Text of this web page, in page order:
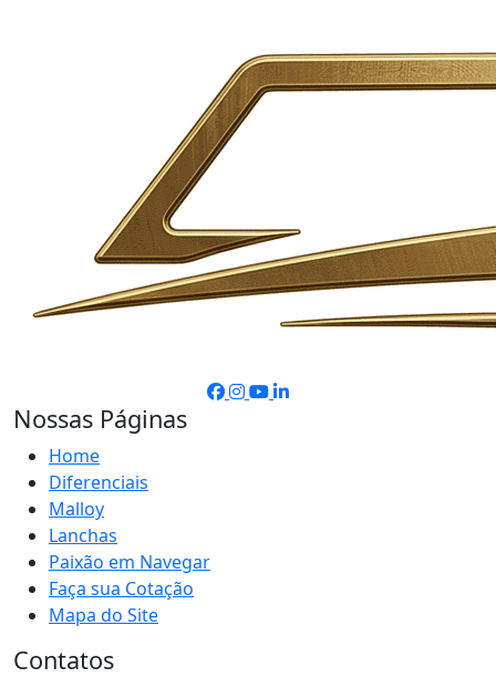
Nossas Páginas
Home
Diferenciais
Malloy
Lanchas
Paixão em Navegar
Faça sua Cotação
Mapa do Site
Contatos